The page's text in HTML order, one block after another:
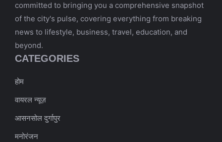
committed to bringing you a comprehensive snapshot
of the city's pulse, covering everything from breaking
news to lifestyle, business, travel, education, and
beyond.
CATEGORIES
होम
वायरल न्यूज़
आसनसोल दुर्गापुर
मनोरंजन